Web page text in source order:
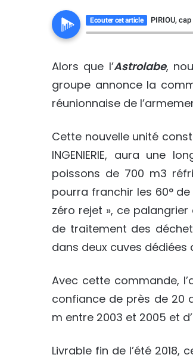
Ecouter cet article PIRIOU,
Alors que l’Astrolabe,
groupe annonce la
réunionnaise de
Cette nouvelle unité
INGENIERIE, aura une
poissons de 700 m3
pourra franchir les 60°
zéro rejet », ce
de traitement des
dans deux cuves dédiées
Avec cette commande,
confiance de près de 20
m entre 2003 et 2005 et
Livrable fin de l’été